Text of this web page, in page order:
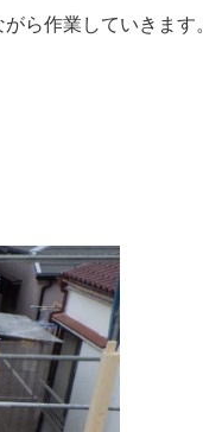
ら作業していきます。